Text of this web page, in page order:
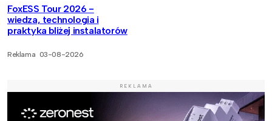
FoxESS Tour 2026 -
wiedza, technologia i
praktyka bliżej instalatorów
Reklama 03-08-2026
REKLAMA